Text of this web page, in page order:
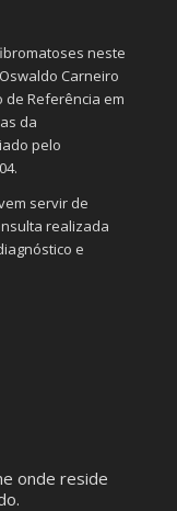
neste
Carneiro
de Referência em
da
pelo
servir de
realizada
e
que
onde reside